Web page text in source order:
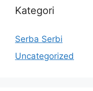
Kategori
Serba Serbi
Uncategorized